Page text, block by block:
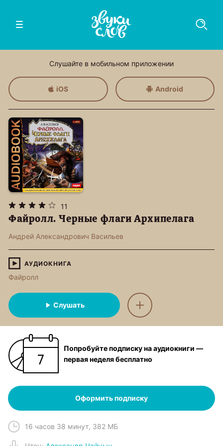
Слушайте в мобильном приложении
iOS Android
11
Файролл. Черные флаги Архипелага
Андрей Александрович Васильев
АУДИОКНИГА
Файролл
Слушать
Попробуйте подписку на аудиокниги —
первая неделя бесплатно
Оформить подписку
16 часов 38 минут, 382 МБ